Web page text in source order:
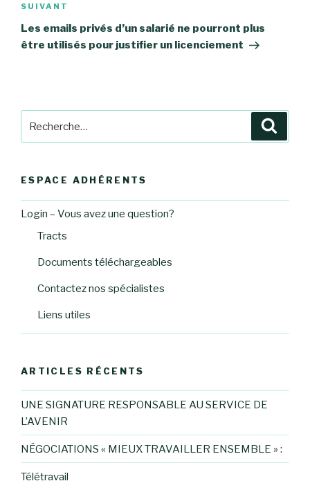
Article
suivant
SUIVANT
Les emails privés d’un salarié ne pourront plus
être utilisés pour justifier un licenciement
ESPACE ADHÉRENTS
Login – Vous avez une question?
Tracts
Documents téléchargeables
Contactez nos spécialistes
Liens utiles
ARTICLES RÉCENTS
UNE SIGNATURE RESPONSABLE AU SERVICE DE
L’AVENIR
NÉGOCIATIONS « MIEUX TRAVAILLER ENSEMBLE » :
Télétravail